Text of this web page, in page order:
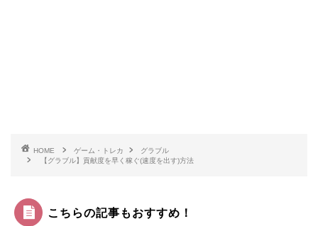
HOME ゲーム・トレカ
グラブル
【グラブル】貢献度を早く稼ぐ(速度を出す)方法
こちらの記事もおすすめ！